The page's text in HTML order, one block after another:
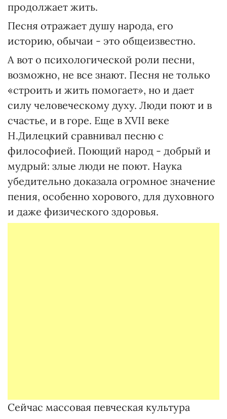
продолжает жить.
Песня отражает душу народа, его
историю, обычаи - это общеизвестно.
А вот о психологической роли песни,
возможно, не все знают. Песня не только
«строить и жить помогает», но и дает
силу человеческому духу. Люди поют и в
счастье, и в горе. Еще в XVII веке
Н.Дилецкий сравнивал песню с
философией. Поющий народ - добрый и
мудрый: злые люди не поют. Наука
убедительно доказала огромное значение
пения, особенно хорового, для духовного
и даже физического здоровья.
Сейчас массовая певческая культура